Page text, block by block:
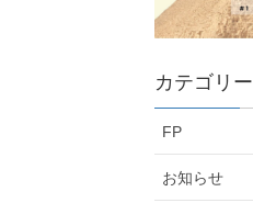
カテゴリー
FP
お知らせ